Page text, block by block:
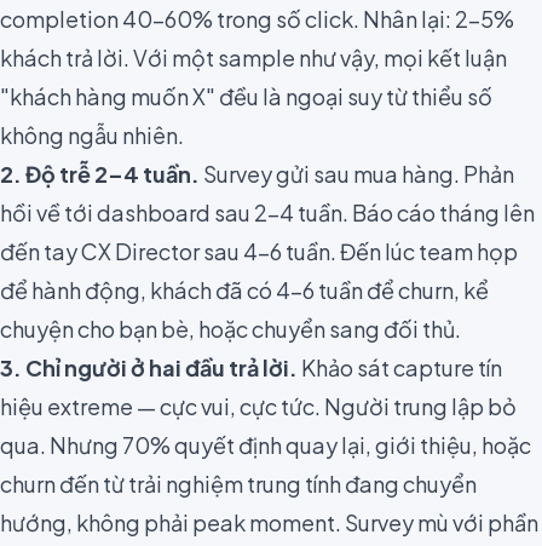
completion 40–60% trong số click. Nhân lại: 2–5%
khách trả lời. Với một sample như vậy, mọi kết luận
"khách hàng muốn X" đều là ngoại suy từ thiểu số
không ngẫu nhiên.
2. Độ trễ 2–4 tuần. Survey gửi sau mua hàng. Phản
hồi về tới dashboard sau 2–4 tuần. Báo cáo tháng lên
đến tay CX Director sau 4–6 tuần. Đến lúc team họp
để hành động, khách đã có 4–6 tuần để churn, kể
chuyện cho bạn bè, hoặc chuyển sang đối thủ.
3. Chỉ người ở hai đầu trả lời. Khảo sát capture tín
hiệu extreme — cực vui, cực tức. Người trung lập bỏ
qua. Nhưng 70% quyết định quay lại, giới thiệu, hoặc
churn đến từ trải nghiệm trung tính đang chuyển
hướng, không phải peak moment. Survey mù với phần